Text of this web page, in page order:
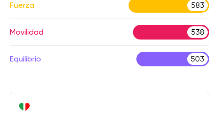
Fuerza 583
Movilidad 538
Equilibrio 503